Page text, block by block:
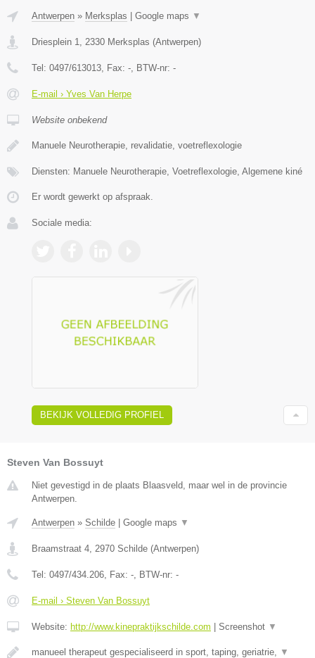
Antwerpen » Merksplas Google maps ▼
Driesplein 1, 2330 Merksplas (Antwerpen)
Tel: 0497/613013, Fax: -, BTW-nr: -
E-mail › Yves Van Herpe
Website onbekend
Manuele Neurotherapie, revalidatie, voetreflexologie
Diensten: Manuele Neurotherapie, Voetreflexologie, Algemene kiné
Er wordt gewerkt op afspraak.
Sociale media:
BEKIJK VOLLEDIG PROFIEL
Steven Van Bossuyt
Niet gevestigd in de plaats Blaasveld, maar wel in de provincie
Antwerpen.
Antwerpen » Schilde Google maps ▼
Braamstraat 4 2970 Schilde (Antwerpen)
Tel: 0497/434.206 , Fax: - , BTW-nr: -
E-mail › Steven Van Bossuyt
Website: http://www.kinepraktijkschilde.com Screenshot ▼
manueel therapeut gespecialiseerd in sport, taping, geriatrie, ▼